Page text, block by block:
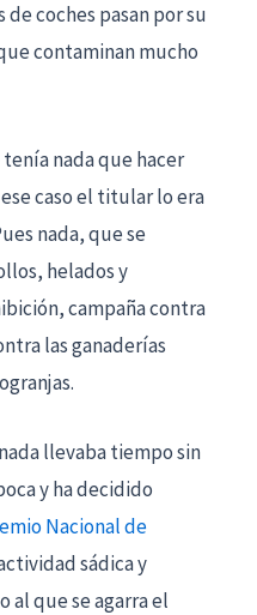
coches pasan por su
contaminan mucho
nada que hacer
caso el titular lo era
nada, que se
helados y
campaña contra
las ganaderías
llevaba tiempo sin
y ha decidido
Nacional de
sádica y
al que se agarra el